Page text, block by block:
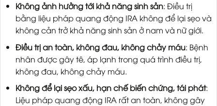
Không ảnh hưởng tới khả năng sinh sản: Điều trị
bằng liệu pháp quang động IRA không để lại sẹo và
không cản trở khả năng sinh sản ở nam và nữ giới.
Điều trị an toàn, không đau, không chảy máu: Bệnh
nhân được gây tê, áp lạnh trong quá trình điều trị,
không đau, không chảy máu.
Không để lại sẹo xấu, hạn chế biến chứng, tái phát:
Liệu pháp quang động IRA rất an toàn, không gây